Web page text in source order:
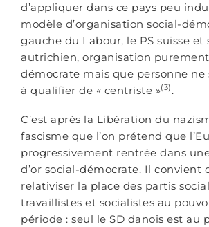
d’appliquer dans ce pays peu
modèle d’organisation social-
gauche du Labour, le PS suisse et
autrichien, organisation
démocrate mais que personne ne
à qualifier de « centriste »(3) .
C’est après la Libération du
fascisme que l’on prétend que
progressivement rentrée dans
d’or social-démocrate. Il convient
relativiser la place des partis
travaillistes et socialistes au
période : seul le SD danois est au